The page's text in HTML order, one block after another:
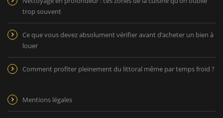
trop souvent
Ce que vous devez absolument vérifier avant d’acheter un bien à
louer
Comment profiter pleinement du littoral même par temps froid ?
Mentions légales